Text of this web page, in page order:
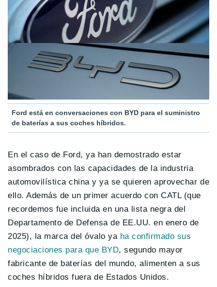
Ford está en conversaciones con BYD para el suministro
de baterías a sus coches híbridos.
En el caso de Ford, ya han demostrado estar
asombrados con las capacidades de la industria
automovilística china y ya se quieren aprovechar de
ello. Además de un primer acuerdo con CATL (que
recordemos fue incluida en una lista negra del
Departamento de Defensa de EE.UU. en enero de
2025), la marca del óvalo ya ha confirmado sus
negociaciones para que BYD, segundo mayor
fabricante de baterías del mundo, alimenten a sus
coches híbridos fuera de Estados Unidos.